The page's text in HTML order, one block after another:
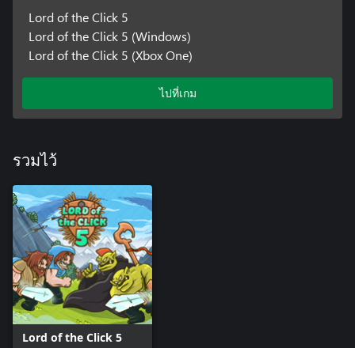
Lord of the Click 5
Lord of the Click 5 (Windows)
Lord of the Click 5 (Xbox One)
ไปที่เกม
รวมไว้
Lord of the Click 5